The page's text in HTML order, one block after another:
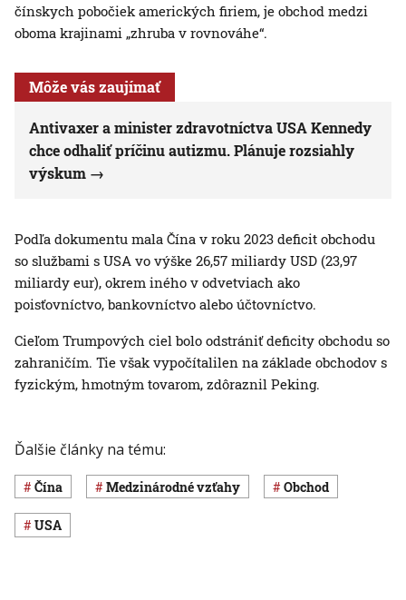
čínskych pobočiek amerických firiem, je obchod medzi
oboma krajinami „zhruba v rovnováhe“.
Môže vás zaujímať
Antivaxer a minister zdravotníctva USA Kennedy
chce odhaliť príčinu autizmu. Plánuje rozsiahly
výskum
Podľa dokumentu mala Čína v roku 2023 deficit obchodu
so službami s USA vo výške 26,57 miliardy USD (23,97
miliardy eur), okrem iného v odvetviach ako
poisťovníctvo, bankovníctvo alebo účtovníctvo.
Cieľom Trumpových ciel bolo odstrániť deficity obchodu so
zahraničím. Tie však vypočítalilen na základe obchodov s
fyzickým, hmotným tovarom, zdôraznil Peking.
Ďalšie články na tému:
Čína medzinárodné vzťahy obchod
USA